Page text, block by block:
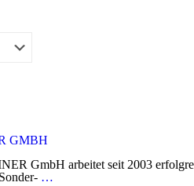
GMBH
GmbH arbeitet seit 2003
…